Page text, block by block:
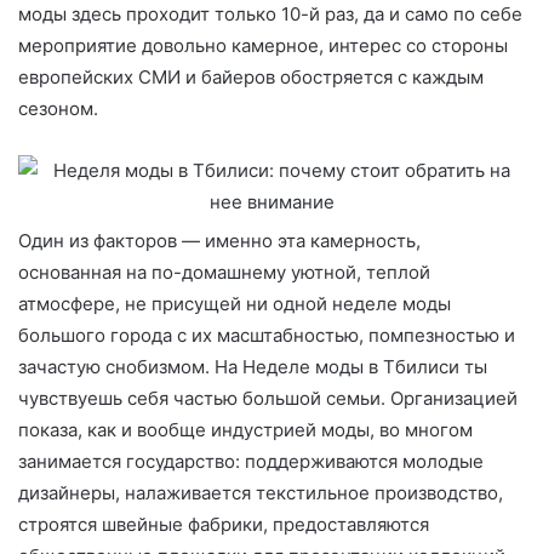
моды здесь проходит только 10-й раз, да и само по себе
мероприятие довольно камерное, интерес со стороны
европейских СМИ и байеров обостряется с каждым
сезоном.
Один из факторов — именно эта камерность,
основанная на по-домашнему уютной, теплой
атмосфере, не присущей ни одной неделе моды
большого города с их масштабностью, помпезностью и
зачастую снобизмом. На Неделе моды в Тбилиси ты
чувствуешь себя частью большой семьи. Организацией
показа, как и вообще индустрией моды, во многом
занимается государство: поддерживаются молодые
дизайнеры, налаживается текстильное производство,
строятся швейные фабрики, предоставляются